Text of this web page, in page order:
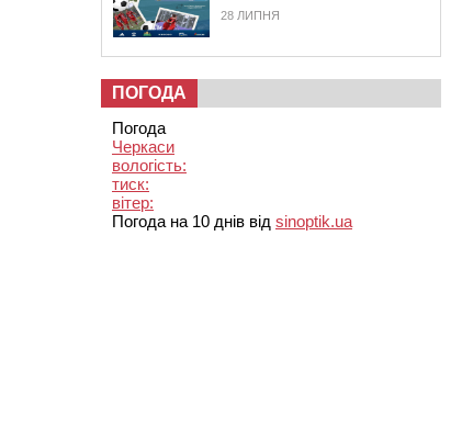
28 ЛИПНЯ
ПОГОДА
Погода
Черкаси
вологість:
тиск:
вітер:
Погода на 10 днів від sinoptik.ua